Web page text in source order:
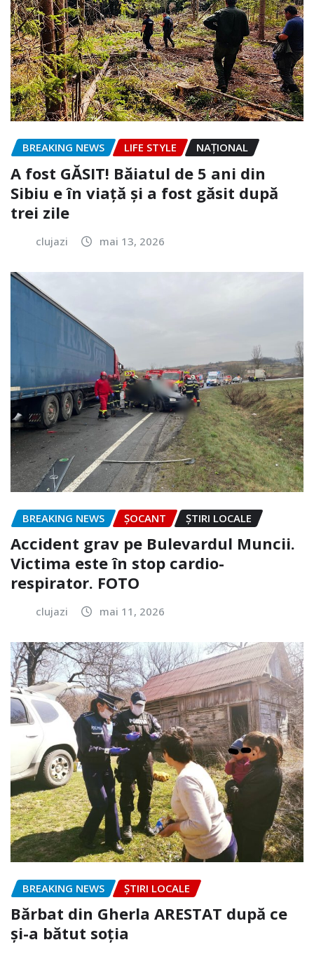
BREAKING NEWS LIFE STYLE NAŢIONAL
A fost GĂSIT! Băiatul de 5 ani din
Sibiu e în viață și a fost găsit după
trei zile
clujazi mai 13, 2026
BREAKING NEWS ȘOCANT ȘTIRI LOCALE
Accident grav pe Bulevardul Muncii.
Victima este în stop cardio-
respirator. FOTO
clujazi mai 11, 2026
BREAKING NEWS ȘTIRI LOCALE
Bărbat din Gherla ARESTAT după ce
și-a bătut soția